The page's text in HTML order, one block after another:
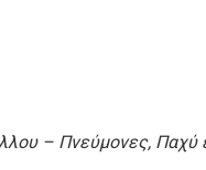
– Πνεύμονες, Παχύ